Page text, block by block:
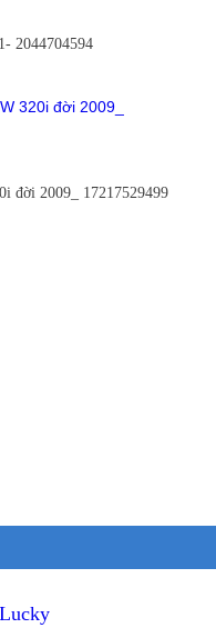
2044704594
đời 2009_ 17217529499